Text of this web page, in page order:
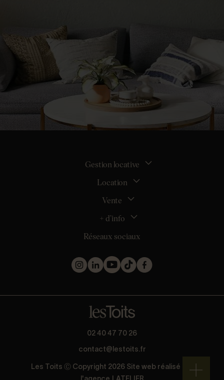
Gestion locative
La gestion locative
Location
Tous nos biens en location
Location appartement Saint-Sébastien-sur-Loire
Location maison Clisson (44190)
Location maison Rezé (44400)
Vente
Estimer mon bien
Maison Carquefou (44470)
Maison Couëron (44220)
Appartement Saint-Herblain (44800)
+ d’info
Inscription
Nos métiers
Les projets d’achat
Mentions légales
Politique de confidentialité
Barème
* Collecte d’avis conforme à la norme AFNOR NF ISO 20488 via
Réseaux sociaux
02 40 47 70 26
contact@lestoits.fr
Les Toits Ⓒ Copyright 2026 Site web réalisé par